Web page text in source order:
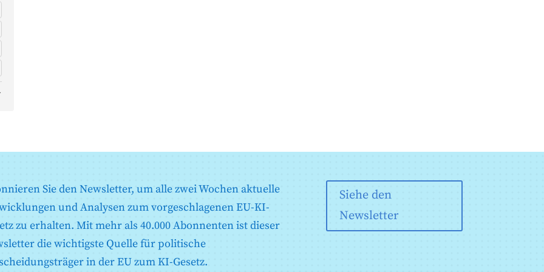
Sie den Newsletter, um alle zwei Wochen aktuelle
und Analysen zum vorgeschlagenen EU-KI-
zu erhalten. Mit mehr als 40.000 Abonnenten ist dieser
die wichtigste Quelle für politische
in der EU zum KI-Gesetz.
Siehe den
Newsletter